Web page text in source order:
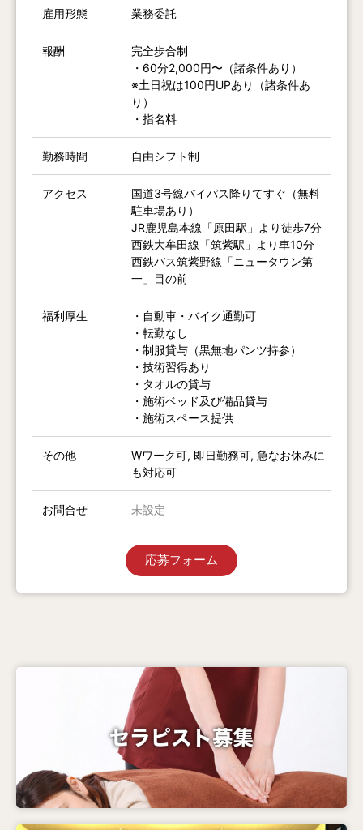
雇用形態 業務委託
報酬
完全歩合制
・60分2,000円〜（諸条件あり）
※土日祝は100円UPあり（諸条件あ
り）
・指名料
勤務時間 自由シフト制
アクセス
国道3号線バイパス降りてすぐ（無料
駐車場あり）
JR鹿児島本線「原田駅」より徒歩7分
西鉄大牟田線「筑紫駅」より車10分
西鉄バス筑紫野線「ニュータウン第
一」目の前
福利厚生
・自動車・バイク通勤可
・転勤なし
・制服貸与（黒無地パンツ持参）
・技術習得あり
・タオルの貸与
・施術ベッド及び備品貸与
・施術スペース提供
その他
Wワーク可, 即日勤務可, 急なお休みに
も対応可
お問合せ 未設定
応募フォーム